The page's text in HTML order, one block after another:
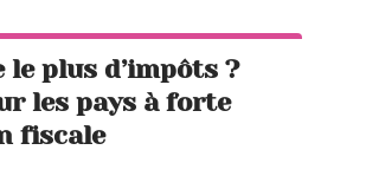
le plus d’impôts ?
les pays à forte
fiscale